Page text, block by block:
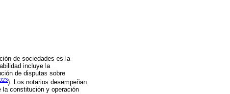
de sociedades es la
incluye la
de disputas sobre
). Los notarios desempeñan
la constitución y operación